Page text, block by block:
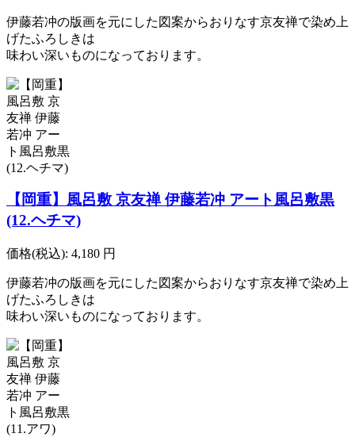
伊藤若冲の版画を元にした図案からおりなす京友禅で染め上
げたふろしきは
味わい深いものになっております。
【岡重】風呂敷 京友禅 伊藤若冲 アート風呂敷黒
(12.ヘチマ)
価格(税込): 4,180 円
伊藤若冲の版画を元にした図案からおりなす京友禅で染め上
げたふろしきは
味わい深いものになっております。